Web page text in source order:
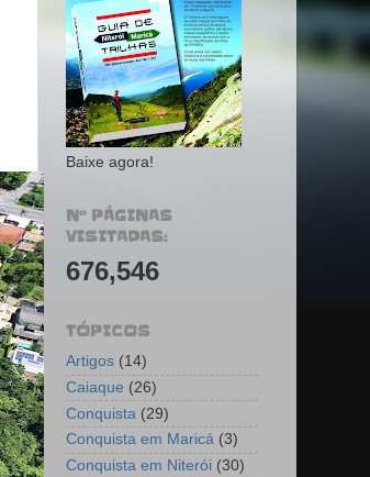
Baixe agora!
Nº PÁGINAS
VISITADAS:
676,546
TÓPICOS
Artigos (14)
Caiaque (26)
Conquista (29)
Conquista em Maricá (3)
Conquista em Niterói (30)